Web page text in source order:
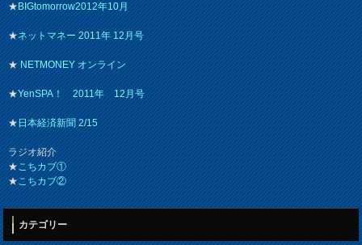
★BIGtomorrow2012年10月
★ネットマネー 2011年 12月号
★NETMONEY オンライン
★YenSPA！ 2011年 12月号
★日本経済新聞 2/15
ラジオ紹介
★こちカブ①
★こちカブ②
カテゴリー